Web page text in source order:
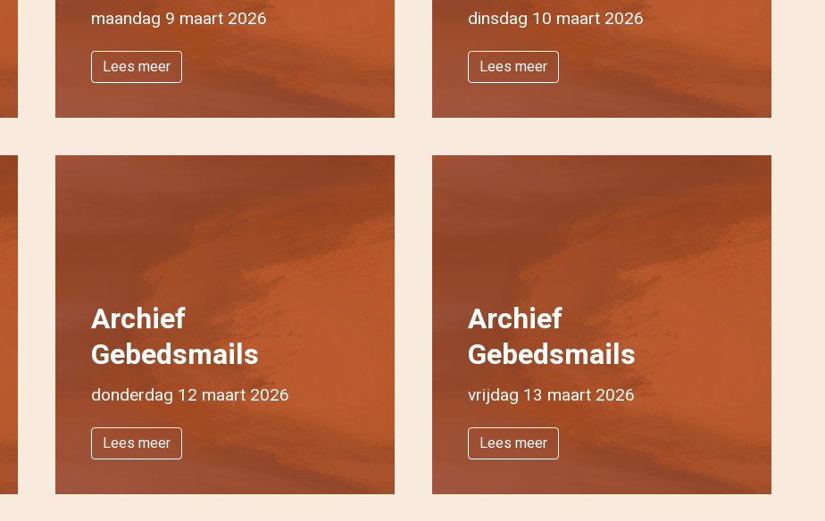
maandag 9 maart 2026
Lees meer
dinsdag 10 maart 2026
Lees meer
Archief
Gebedsmails
donderdag 12 maart 2026
Lees meer
Archief
Gebedsmails
vrijdag 13 maart 2026
Lees meer